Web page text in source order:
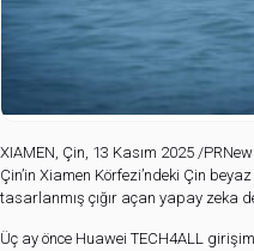
XIAMEN, Çin, 13 Kasım 2025 /
Çin’in Xiamen Körfezi’ndeki Çin
tasarlanmış çığır açan yapay zeka
Üç ay önce Huawei TECH4ALL